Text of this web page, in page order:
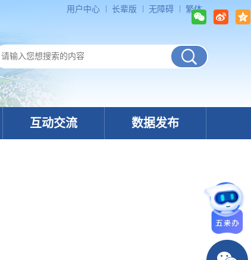
用户中心 长辈版 无障碍 繁体
互动交流 数据发布